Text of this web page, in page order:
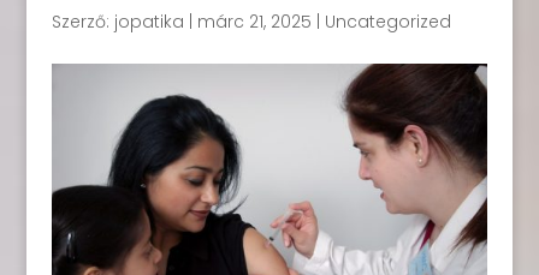
Szerző: jopatika márc 21, 2025 Uncategorized